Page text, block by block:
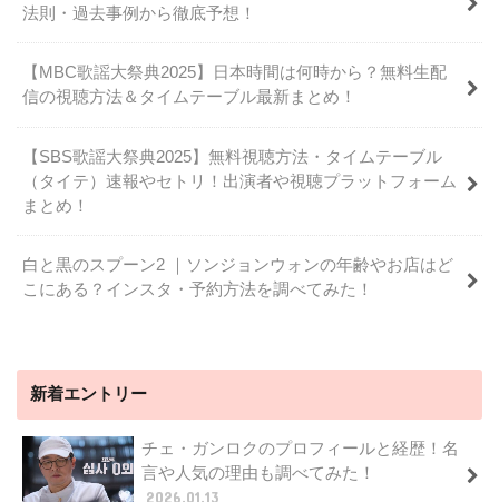
法則・過去事例から徹底予想！
【MBC歌謡大祭典2025】日本時間は何時から？無料生配
信の視聴方法＆タイムテーブル最新まとめ！
【SBS歌謡大祭典2025】無料視聴方法・タイムテーブル
（タイテ）速報やセトリ！出演者や視聴プラットフォーム
まとめ！
白と黒のスプーン2 ｜ソンジョンウォンの年齢やお店はど
こにある？インスタ・予約方法を調べてみた！
新着エントリー
チェ・ガンロクのプロフィールと経歴！名
言や人気の理由も調べてみた！
2026.01.13